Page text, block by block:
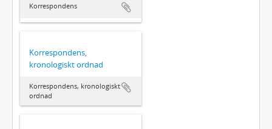
Korrespondens
Korrespondens,
kronologiskt ordnad
Korrespondens, kronologiskt
ordnad